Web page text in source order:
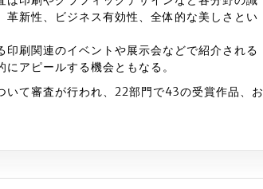
新性、ビジネス有効性、全体的な美しさとい
刷関連のイベントや展示会などで紹介される
アピールする機会ともなる。
て審査が行われ、22部門で43の受賞作品、お